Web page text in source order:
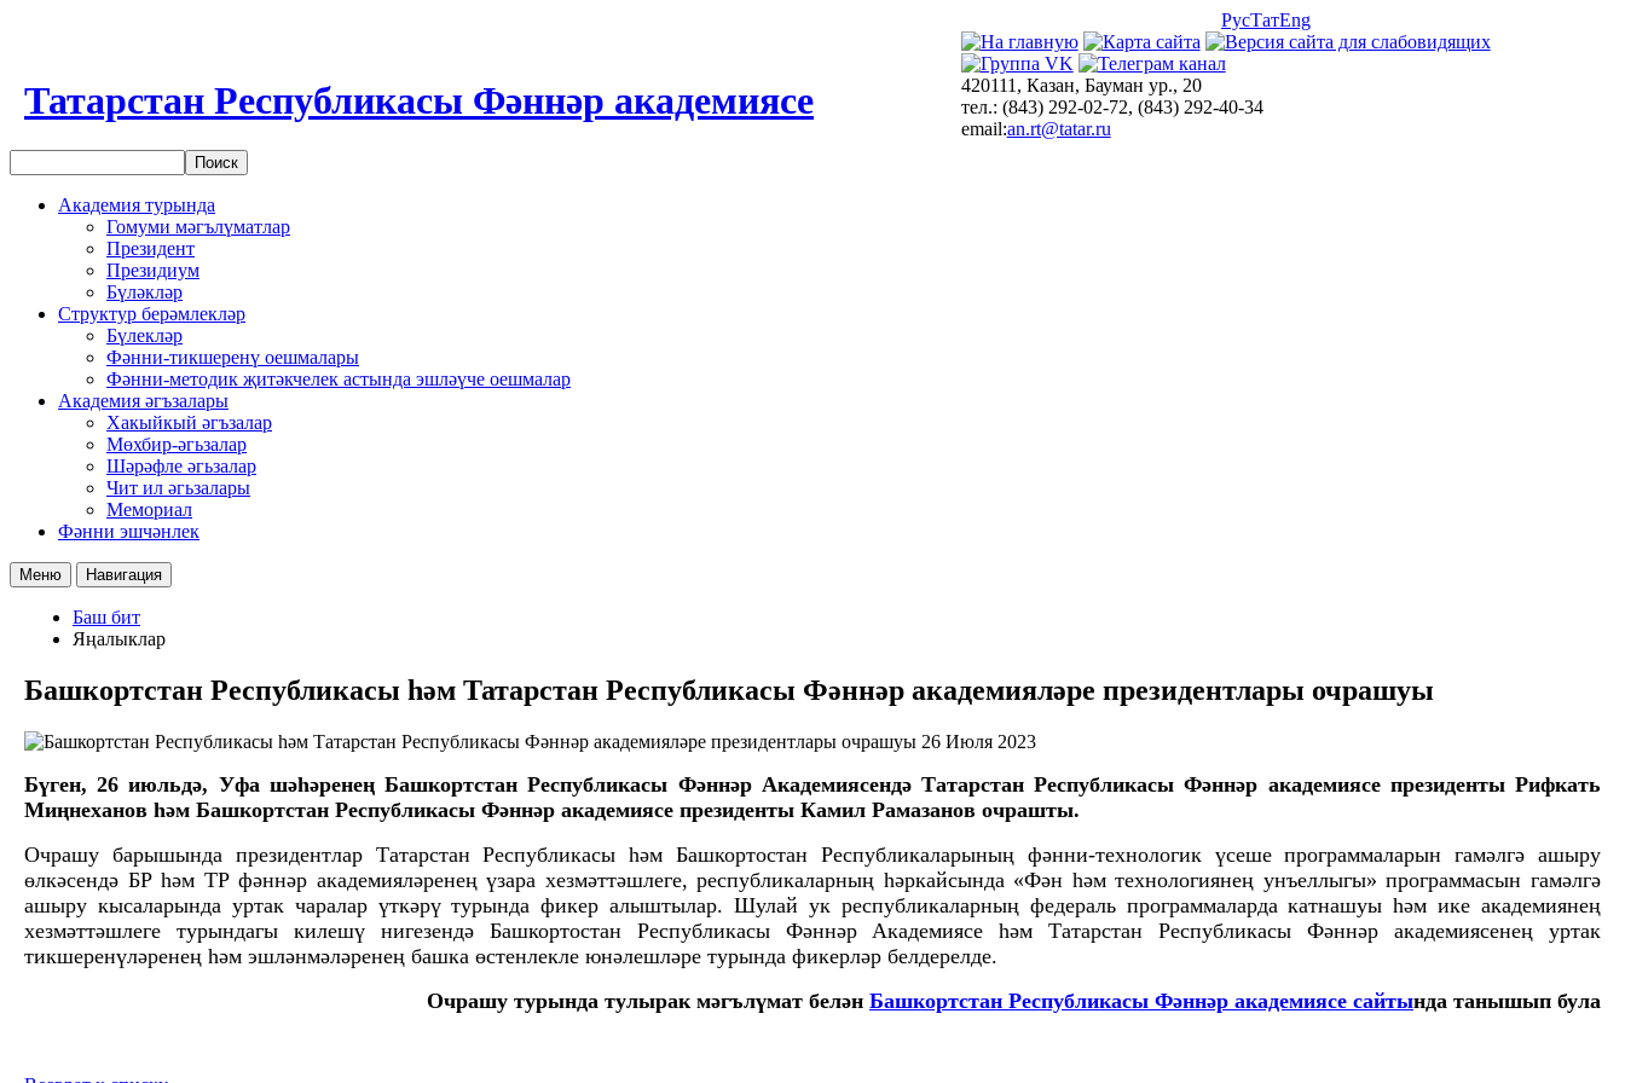
РусТатEng
Татарстан Республикасы Фәннәр академиясе
420111, Казан, Бауман ур., 20
тел.: (843) 292-02-72, (843) 292-40-34
email:an.rt@tatar.ru
Академия турында
Гомуми мәгълүматлар
Президент
Президиум
Бүләкләр
Структур берәмлекләр
Бүлекләр
Фәнни-тикшеренү оешмалары
Фәнни-методик җитәкчелек астында эшләүче оешмалар
Академия әгъзалары
Хакыйкый әгъзалар
Мөхбир-әгьзалар
Шәрәфле әгьзалар
Чит ил әгьзалары
Мемориал
Фәнни эшчәнлек
Меню Навигация
Баш бит
Яңалыклар
Башкортстан Республикасы һәм Татарстан Республикасы Фәннәр академияләре президентлары очрашуы
26 Июля 2023
Бүген, 26 июльдә, Уфа шәһәренең Башкортстан Республикасы Фәннәр Академиясендә Татарстан Республикасы Фәннәр академиясе президенты Рифкать
Миңнеханов һәм Башкортстан Республикасы Фәннәр академиясе президенты Камил Рамазанов очрашты.
Очрашу барышында президентлар Татарстан Республикасы һәм Башкортостан Республикаларының фәнни-технологик үсеше программаларын гамәлгә ашыру
өлкәсендә БР һәм ТР фәннәр академияләренең үзара хезмәттәшлеге, республикаларның һәркайсында «Фән һәм технологиянең унъеллыгы» программасын гамәлгә
ашыру кысаларында уртак чаралар үткәрү турында фикер алыштылар. Шулай ук республикаларның федераль программаларда катнашуы һәм ике академиянең
хезмәттәшлеге турындагы килешү нигезендә Башкортостан Республикасы Фәннәр Академиясе һәм Татарстан Республикасы Фәннәр академиясенең уртак
тикшеренүләренең һәм эшләнмәләренең башка өстенлекле юнәлешләре турында фикерләр белдерелде.
Очрашу турында тулырак мәгълүмат белән Башкортстан Республикасы Фәннәр академиясе сайтында танышып була